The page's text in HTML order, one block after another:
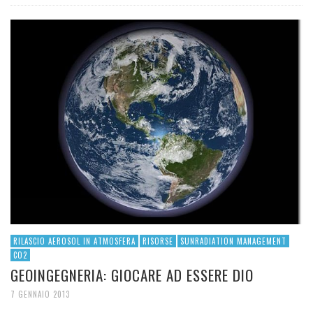
RILASCIO AEROSOL IN ATMOSFERA RISORSE
SUNRADIATION MANAGEMENT
CO2
GEOINGEGNERIA: GIOCARE AD ESSERE DIO
7 GENNAIO 2013